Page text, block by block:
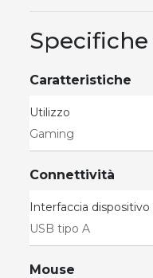
Specifiche
Caratteristiche
Utilizzo
Gaming
Connettività
Interfaccia dispositivo
USB tipo A
Mouse